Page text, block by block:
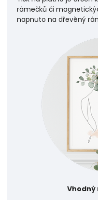
rámečků či
napnuto na dřevěný
Vhodný